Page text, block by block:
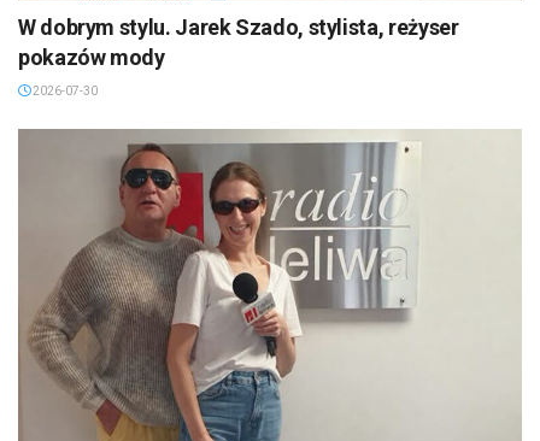
W dobrym stylu. Jarek Szado, stylista, reżyser
pokazów mody
2026-07-30